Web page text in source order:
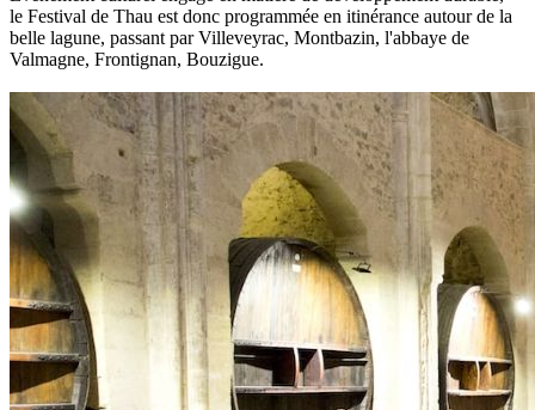
le Festival de Thau est donc programmée en itinérance autour de la
belle lagune, passant par Villeveyrac, Montbazin, l'abbaye de
Valmagne, Frontignan, Bouzigue.